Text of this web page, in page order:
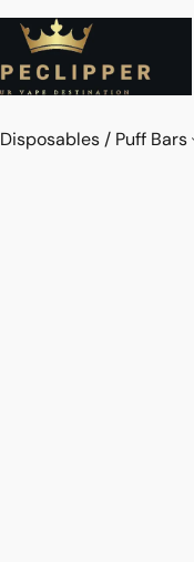
Disposables / Puff Bars